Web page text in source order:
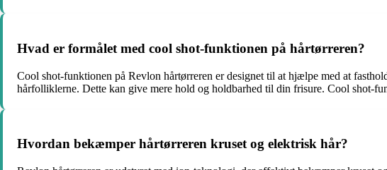
Hvad er formålet med cool shot-funktionen på hårtørreren?
Cool shot-funktionen på Revlon hårtørreren er designet til at hjælpe med at
hårfolliklerne. Dette kan give mere hold og holdbarhed til din frisure. Cool shot-
Hvordan bekæmper hårtørreren kruset og elektrisk hår?